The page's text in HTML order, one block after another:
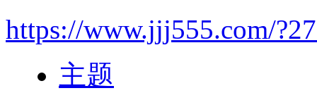
https://www.jjj555.com/
主题